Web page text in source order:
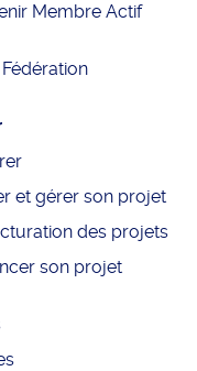
DE CONTRIBUTION
Membre Actif
et gérer son projet
des projets
son projet